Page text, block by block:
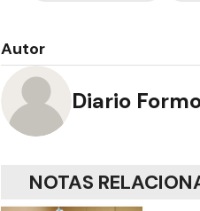
Autor
Diario
NOTAS